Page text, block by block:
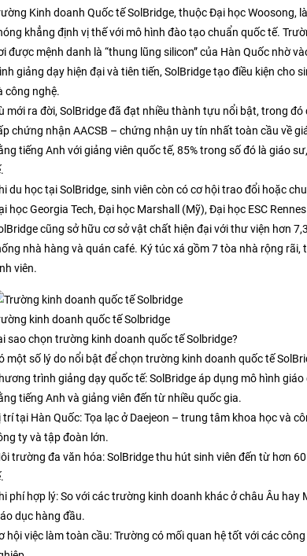
Kinh doanh Quốc tế SolBridge, thuộc Đại học
khẳng định vị thế với mô hình đào tạo chuẩn quốc tế.
được mệnh danh là “thung lũng silicon” của Hàn Quốc nhờ
giảng dạy hiện đại và tiên tiến, SolBridge tạo điều kiện
công nghệ.
mới ra đời, SolBridge đã đạt nhiều thành tựu nổi bật, trong
chứng nhận AACSB – chứng nhận uy tín nhất toàn cầu về
tiếng Anh với giảng viên quốc tế, 85% trong số đó là giáo
du học tại SolBridge, sinh viên còn có cơ hội trao đổi hoặc
học Georgia Tech, Đại học Marshall (Mỹ), Đại học ESC
cũng sở hữu cơ sở vật chất hiện đại với thư viện hơn
nhà hàng và quán café. Ký túc xá gồm 7 tòa nhà rộng
viên.
kinh doanh quốc tế Solbridge
sao chọn trường kinh doanh quốc tế Solbridge?
một số lý do nổi bật để chọn trường kinh doanh quốc tế
trình giảng dạy quốc tế: SolBridge áp dụng mô hình
tiếng Anh và giảng viên đến từ nhiều quốc gia.
trí tại Hàn Quốc: Tọa lạc ở Daejeon – trung tâm khoa học và
ty và tập đoàn lớn.
trường đa văn hóa: SolBridge thu hút sinh viên đến từ hơn
phí hợp lý: So với các trường kinh doanh khác ở châu Âu
dục hàng đầu.
hội việc làm toàn cầu: Trường có mối quan hệ tốt với các